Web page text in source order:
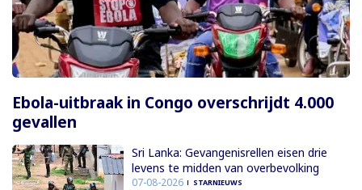
Ebola-uitbraak in Congo overschrijdt 4.000
gevallen
Sri Lanka: Gevangenisrellen eisen drie
levens te midden van overbevolking
07-08-2026 STARNIEUWS